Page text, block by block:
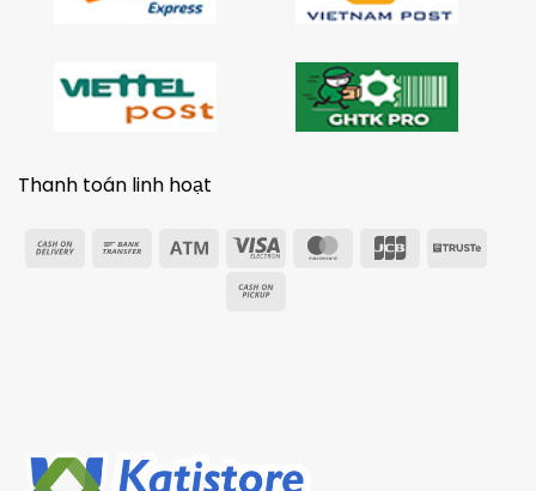
Thanh toán linh hoạt
Cash
Bank
Atm
Visa
MasterCard
JCB